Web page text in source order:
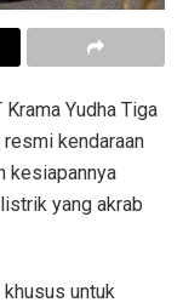
Yudha Tiga
kendaraan
kesiapannya
yang akrab
untuk